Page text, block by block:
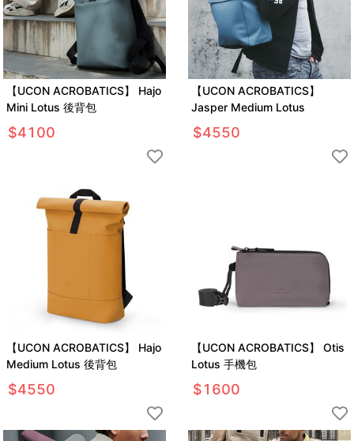
【UCON ACROBATICS】 Hajo
Mini Lotus 後背包
$4100
【UCON ACROBATICS】
Jasper Medium Lotus
$4550
【UCON ACROBATICS】 Hajo
Medium Lotus 後背包
$4550
【UCON ACROBATICS】 Otis
Lotus 手機包
$1600